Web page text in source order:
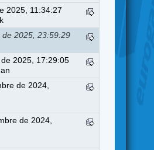
2025, 11:34:27
de 2025, 23:59:29
2025, 17:29:05
de 2024,
de 2024,